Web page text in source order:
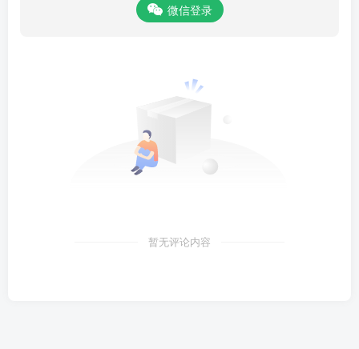
微信登录
暂无评论内容